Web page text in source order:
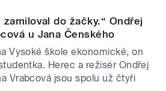
do žačky.“ Ondřej
u Jana Čenského
Vysoké škole ekonomické, on
Herec a režisér Ondřej
Vrabcová jsou spolu už čtyři